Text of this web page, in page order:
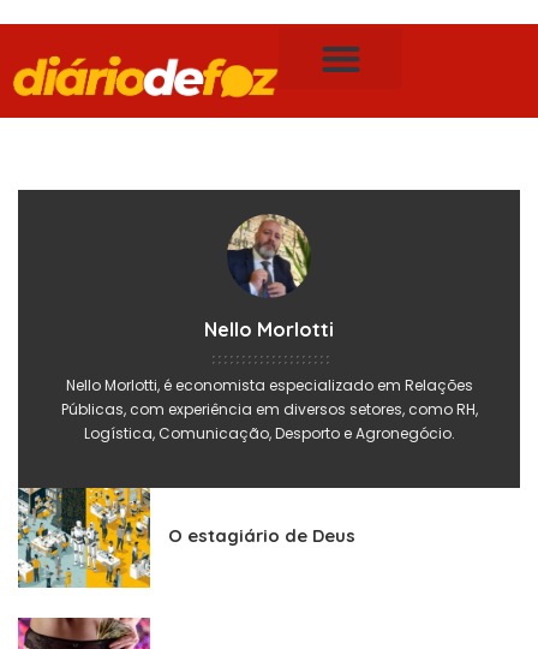
Nello Morlotti
Nello Morlotti, é economista especializado em Relações
Públicas, com experiência em diversos setores, como RH,
Logística, Comunicação, Desporto e Agronegócio.
O estagiário de Deus